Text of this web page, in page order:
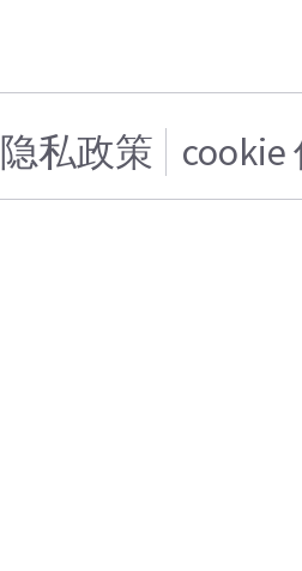
隐私政策 cookie